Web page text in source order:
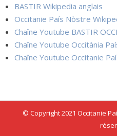
BASTIR Wikipedia anglais
Occitanie País Nòstre
Chaîne Youtube BASTIR
Chaîne Youtube Occitània
Chaîne Youtube Occitanie
© Copyright 2021 Occitanie